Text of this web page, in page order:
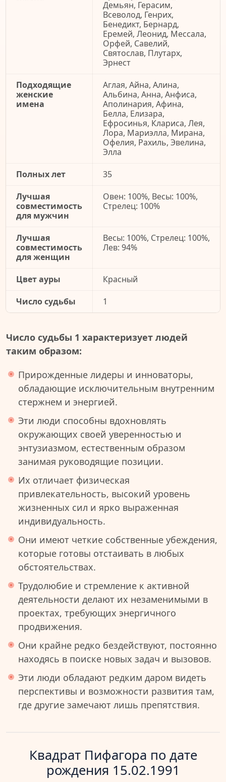
Демьян, Герасим,
Всеволод, Генрих,
Бенедикт, Бернард,
Еремей, Леонид, Мессала,
Орфей, Савелий,
Святослав, Плутарх,
Эрнест
Подходящие
женские
имена
Аглая, Айна, Алина,
Альбина, Анна, Анфиса,
Аполинария, Афина,
Белла, Елизара,
Ефросинья, Клариса, Лея,
Лора, Мариэлла, Мирана,
Офелия, Рахиль, Эвелина,
Элла
Полных лет
35
Лучшая
совместимость
для мужчин
Овен: 100%, Весы: 100%,
Стрелец: 100%
Лучшая
совместимость
для женщин
Весы: 100%, Стрелец: 100%,
Лев: 94%
Цвет ауры
Красный
Число судьбы
1
Число судьбы 1 характеризует людей
таким образом:
Прирожденные лидеры и инноваторы,
обладающие исключительным внутренним
стержнем и энергией.
Эти люди способны вдохновлять
окружающих своей уверенностью и
энтузиазмом, естественным образом
занимая руководящие позиции.
Их отличает физическая
привлекательность, высокий уровень
жизненных сил и ярко выраженная
индивидуальность.
Они имеют четкие собственные убеждения,
которые готовы отстаивать в любых
обстоятельствах.
Трудолюбие и стремление к активной
деятельности делают их незаменимыми в
проектах, требующих энергичного
продвижения.
Они крайне редко бездействуют, постоянно
находясь в поиске новых задач и вызовов.
Эти люди обладают редким даром видеть
перспективы и возможности развития там,
где другие замечают лишь препятствия.
Квадрат Пифагора по дате
рождения 15.02.1991